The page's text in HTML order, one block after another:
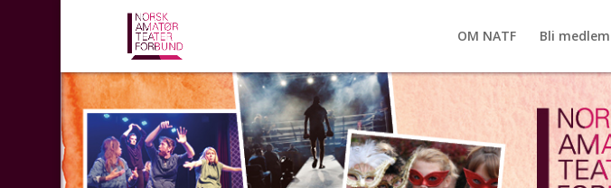
OM NATF Bli medlem